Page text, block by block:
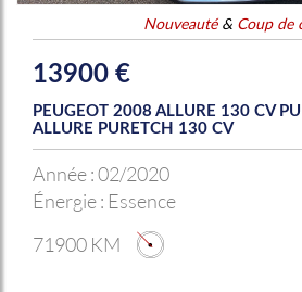
Nouveauté& Coup de
13900 €
PEUGEOT 2008 ALLURE 130 CV
ALLURE PURETCH 130 CV
Année :02/2020
Énergie : Essence
71900 KM